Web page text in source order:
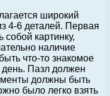
широкий
4-6 деталей. Первая
картинку,
наличие
что-то знакомое
день. Пазл должен
должны быть
было легко взять